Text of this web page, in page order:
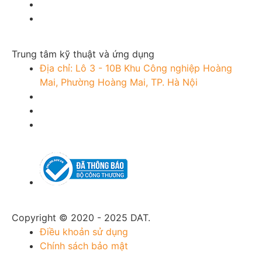
Trung tâm kỹ thuật và ứng dụng
Địa chỉ: Lô 3 - 10B Khu Công nghiệp Hoàng
Mai, Phường Hoàng Mai, TP. Hà Nội
Copyright © 2020 - 2025 DAT.
Điều khoản sử dụng
Chính sách bảo mật